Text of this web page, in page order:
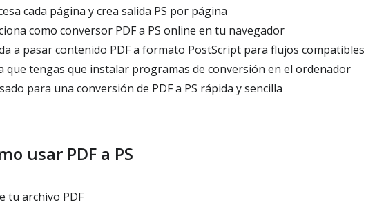
cada página y crea salida PS por página
como conversor PDF a PS online en tu navegador
a pasar contenido PDF a formato PostScript para flujos compatibles
que tengas que instalar programas de conversión en el ordenador
para una conversión de PDF a PS rápida y sencilla
usar PDF a PS
tu archivo PDF